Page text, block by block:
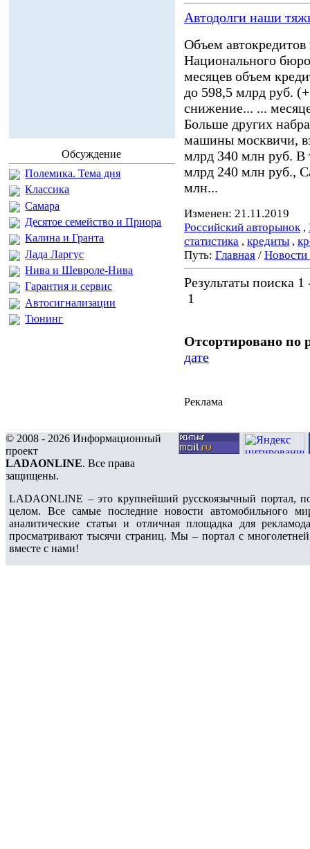
Обсуждение
Полемика. Тема дня
Классика
Самара
Десятое семейство и Приора
Калина и Гранта
Лада Ларгус
Нива и Шевроле-Нива
Гарантия и сервис
Автосигнализации
Тюнинг
Автодолги наши
Объем
Национального
месяцев объем
до 598,5 млрд руб.
снижение... ...
Больше других
машины москвичи,
млрд 340 млн руб. В
млрд 240 млн руб.,
млн...
Изменен: 21.11.2019
Российский авторынок,
статистика , кредиты ,
Путь: Главная /
Результаты поиска 1
1
Отсортировано по
дате
Реклама
© 2008 - 2026 Информационный
проект
LADAONLINE. Все права
защищены.
LADAONLINE – это крупнейший русскоязычный портал,
целом. Все самые последние новости автомобильного
аналитические статьи и отличная площадка для
просматривают тысячи страниц. Мы – портал с
вместе с нами!